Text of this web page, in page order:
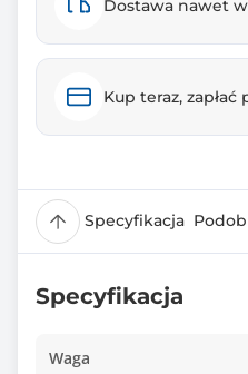
Dostawa nawet
Kup teraz, zapłać
Specyfikacja
Specyfikacja
Waga